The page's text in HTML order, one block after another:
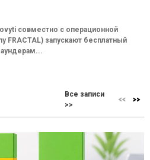
совместно с операционной
FRACTAL) запускают бесплатный
Все записи
>>